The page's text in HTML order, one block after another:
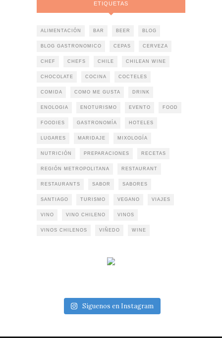
ETIQUETAS
ALIMENTACIÓN BAR BEER BLOG
BLOG GASTRONOMICO CEPAS CERVEZA
CHEF CHEFS CHILE CHILEAN WINE
CHOCOLATE COCINA COCTELES
COMIDA COMO ME GUSTA DRINK
ENOLOGIA ENOTURISMO EVENTO FOOD
FOODIES GASTRONOMÍA HOTELES
LUGARES MARIDAJE MIXOLOGÍA
NUTRICIÓN PREPARACIONES RECETAS
REGIÓN METROPOLITANA RESTAURANT
RESTAURANTS SABOR SABORES
SANTIAGO TURISMO VEGANO VIAJES
VINO VINO CHILENO VINOS
VINOS CHILENOS VIÑEDO WINE
Síguenos en Instagram